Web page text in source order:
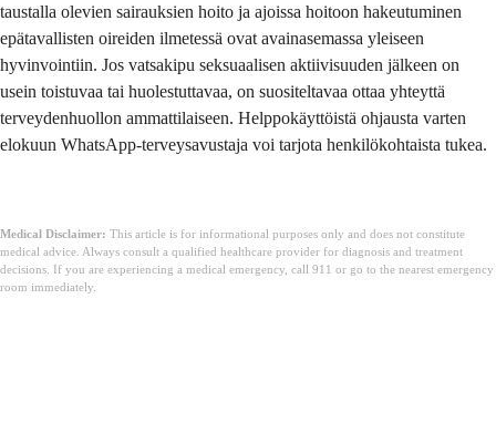
taustalla olevien sairauksien hoito ja ajoissa hoitoon hakeutuminen
epätavallisten oireiden ilmetessä ovat avainasemassa yleiseen
hyvinvointiin. Jos vatsakipu seksuaalisen aktiivisuuden jälkeen on
usein toistuvaa tai huolestuttavaa, on suositeltavaa ottaa yhteyttä
terveydenhuollon ammattilaiseen. Helppokäyttöistä ohjausta varten
elokuun WhatsApp-terveysavustaja voi tarjota henkilökohtaista tukea.
Medical Disclaimer: This article is for informational purposes only and does not constitute
medical advice. Always consult a qualified healthcare provider for diagnosis and treatment
decisions. If you are experiencing a medical emergency, call 911 or go to the nearest emergency
room immediately.